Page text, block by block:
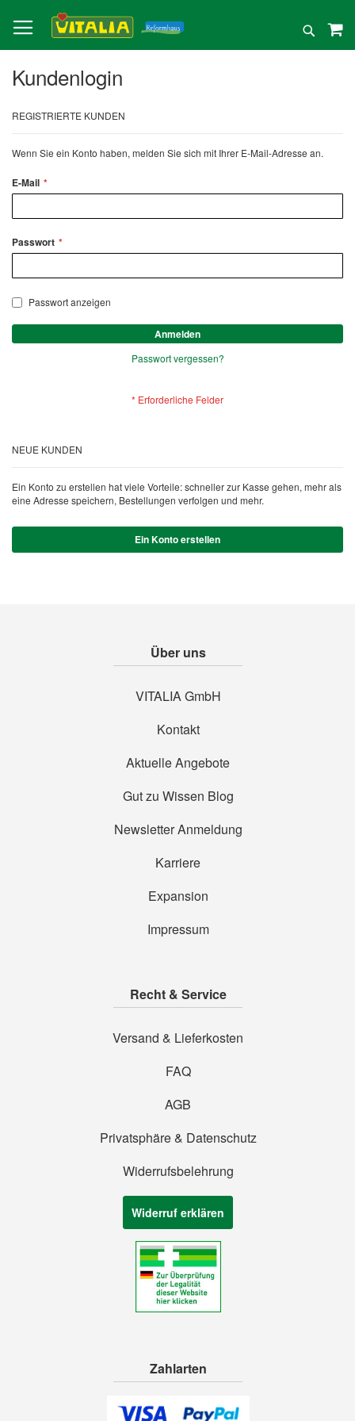
zum
Inhalt
Suche
Kundenlogin
REGISTRIERTE KUNDEN
Wenn Sie ein Konto haben, melden Sie sich mit Ihrer E-Mail-Adresse an.
E-Mail
Passwort
Passwort anzeigen
Anmelden
Passwort vergessen?
NEUE KUNDEN
Ein Konto zu erstellen hat viele Vorteile: schneller zur Kasse gehen, mehr als
eine Adresse speichern, Bestellungen verfolgen und mehr.
Ein Konto erstellen
Über uns
VITALIA GmbH
Kontakt
Aktuelle Angebote
Gut zu Wissen Blog
Newsletter Anmeldung
Karriere
Expansion
Impressum
Recht & Service
Versand & Lieferkosten
FAQ
AGB
Privatsphäre & Datenschutz
Widerrufsbelehrung
Widerruf erklären
Zahlarten